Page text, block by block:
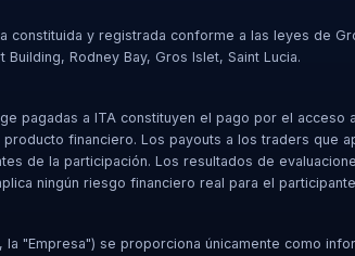
constituida y registrada conforme a las leyes de
Building, Rodney Bay, Gros Islet, Saint Lucia.
pagadas a ITA constituyen el pago por el
financiero. Los payouts a los traders que
de la participación. Los resultados de
ningún riesgo financiero real para el
"Empresa") se proporciona únicamente como